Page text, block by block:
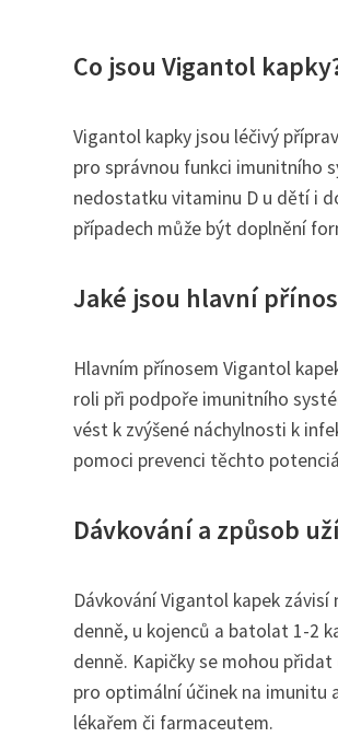
Co jsou Vigantol
Vigantol kapky jsou léčivý
pro správnou funkci imunitního
nedostatku vitaminu D u dětí i
případech může být doplnění
Jaké jsou hlavní
Hlavním přínosem Vigantol
roli při podpoře imunitního
vést k zvýšené náchylnosti k
pomoci prevenci těchto
Dávkování a způsob
Dávkování Vigantol kapek
denně, u kojenců a batolat 1-2
denně. Kapičky se mohou
pro optimální účinek na imunitu
lékařem či farmaceutem.